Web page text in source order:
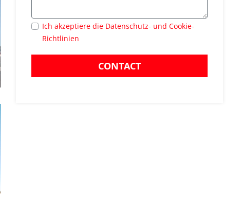
Ich akzeptiere die Datenschutz- und Cookie-
Richtlinien
CONTACT